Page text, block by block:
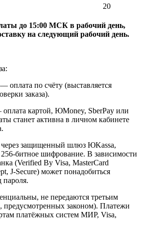
20
до 15:00 МСК в рабочий день,
на следующий рабочий день.
по счёту (выставляется
заказа).
картой, ЮMoney, SberPay или
станет активна в личном кабинете
через защищенный шлюз ЮKassa,
битное шифрование. В зависимости
(Verified By Visa, MasterCard
J-Secure) может понадобиться
пароля.
не передаются третьим
предусмотренных законом). Платежи
платёжных систем МИР, Visa,